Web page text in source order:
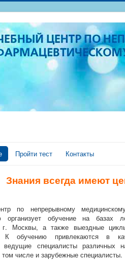
Пройти тест Контакты
Знания всегда имеют
по непрерывному
организует обучение на базах
г. Москвы, а также выездные
К обучению привлекаются в
ведущие специалисты различных
числе и зарубежные специалисты.